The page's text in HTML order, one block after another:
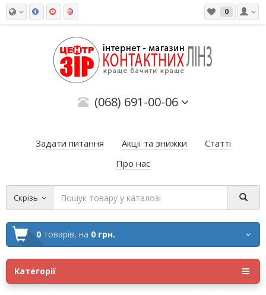
0
(068) 691-00-06
Задати питання Акції та знижки
Статті
Про нас
Скрізь
0 товарів, на 0 грн.
Категорії